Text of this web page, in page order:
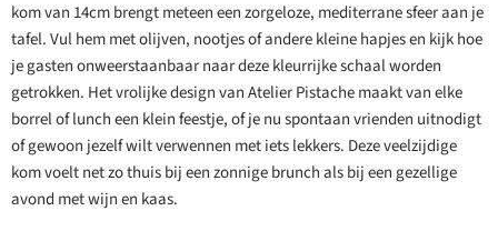
kom van 14cm brengt meteen een zorgeloze, mediterrane sfeer aan je
tafel. Vul hem met olijven, nootjes of andere kleine hapjes en kijk hoe
je gasten onweerstaanbaar naar deze kleurrijke schaal worden
getrokken. Het vrolijke design van Atelier Pistache maakt van elke
borrel of lunch een klein feestje, of je nu spontaan vrienden uitnodigt
of gewoon jezelf wilt verwennen met iets lekkers. Deze veelzijdige
kom voelt net zo thuis bij een zonnige brunch als bij een gezellige
avond met wijn en kaas.